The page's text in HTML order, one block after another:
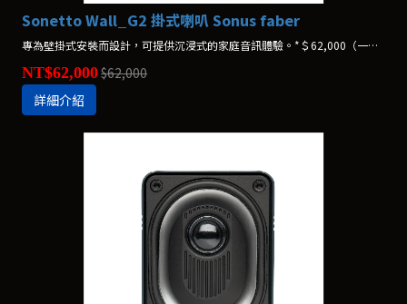
Sonetto Wall_G2 掛式喇叭 Sonus faber
專為壁掛式安裝而設計，可提供沉浸式的家庭音訊體驗。*＄62,000（一支）
NT$62,000$62,000
詳細介紹